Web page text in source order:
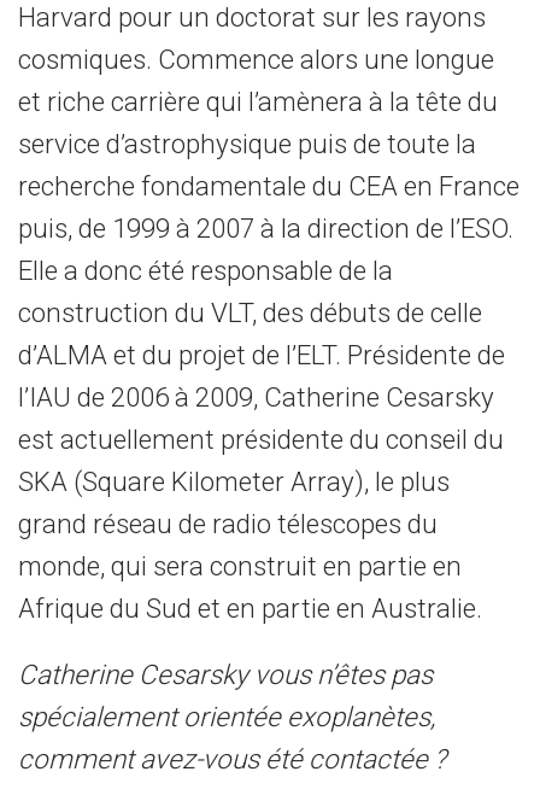
Harvard pour un doctorat sur les rayons
cosmiques. Commence alors une longue
et riche carrière qui l’amènera à la tête du
service d’astrophysique puis de toute la
recherche fondamentale du CEA en France
puis, de 1999 à 2007 à la direction de l’ESO.
Elle a donc été responsable de la
construction du VLT, des débuts de celle
d’ALMA et du projet de l’ELT. Présidente de
l’IAU de 2006 à 2009, Catherine Cesarsky
est actuellement présidente du conseil du
SKA (Square Kilometer Array), le plus
grand réseau de radio télescopes du
monde, qui sera construit en partie en
Afrique du Sud et en partie en Australie.
Catherine Cesarsky vous n’êtes pas
spécialement orientée exoplanètes,
comment avez-vous été contactée ?